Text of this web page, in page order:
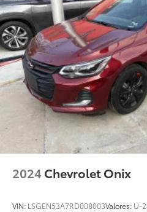
2024 Chevrolet Onix
VIN: LSGEN53A7RD008003Valores: U-